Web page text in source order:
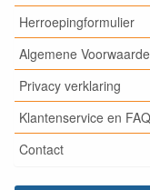
Herroepingformulier
Algemene
Privacy verklaring
Klantenservice en FAQ
Contact